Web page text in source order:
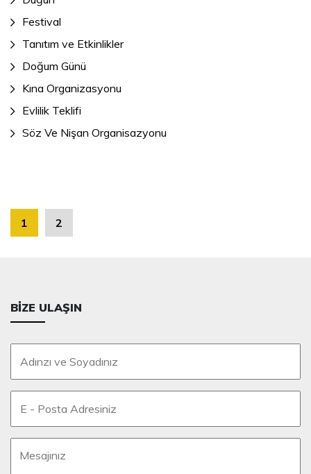
Festival
Tanıtım ve Etkinlikler
Doğum Günü
Kına Organizasyonu
Evlilik Teklifi
Söz Ve Nişan Organisazyonu
1 2
BIZE ULAŞIN